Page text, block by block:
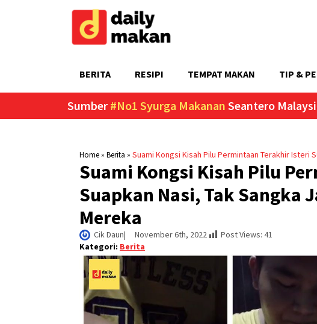
BERITA RESIPI TEMPAT MAKAN TIP &
Sumber #No1 Syurga Makanan Seantero
Home» Berita » Suami Kongsi Kisah Pilu Permintaan Terakhir Isteri
Suami Kongsi Kisah Pilu
Suapkan Nasi, Tak Sangka
Mereka
Cik Daun| November 6th, 2022 Post Views: 41
Kategori: Berita